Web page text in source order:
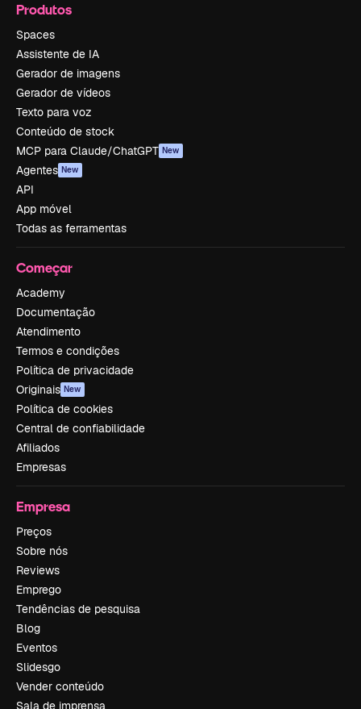
Produtos
Spaces
Assistente de IA
Gerador de imagens
Gerador de vídeos
Texto para voz
Conteúdo de stock
MCP para Claude/ChatGPT New
Agentes New
API
App móvel
Todas as ferramentas
Começar
Academy
Documentação
Atendimento
Termos e condições
Política de privacidade
Originais New
Política de cookies
Central de confiabilidade
Afiliados
Empresas
Empresa
Preços
Sobre nós
Reviews
Emprego
Tendências de pesquisa
Blog
Eventos
Slidesgo
Vender conteúdo
Sala de imprensa